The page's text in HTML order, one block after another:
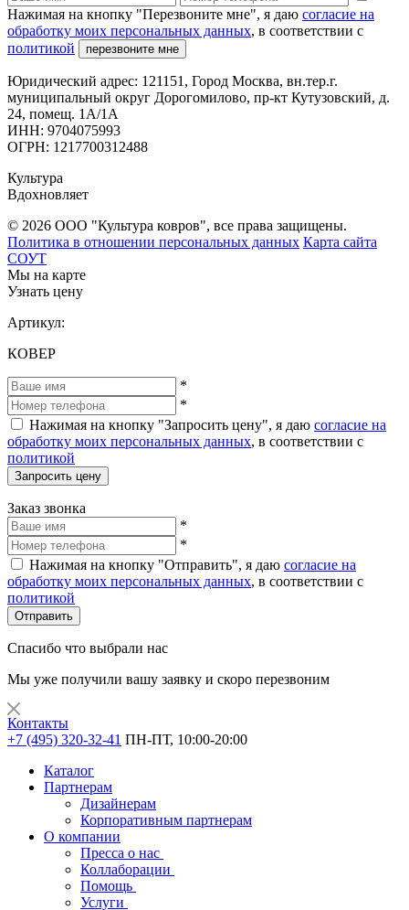
Нажимая на кнопку "Перезвоните мне", я даю согласие на
обработку моих персональных данных, в соответствии с
политикой
перезвоните мне
Юридический адрес: 121151, Город Москва, вн.тер.г.
муниципальный округ Дорогомилово, пр-кт Кутузовский, д.
24, помещ. 1А/1А
ИНН: 9704075993
ОГРН: 1217700312488
Культура
Вдохновляет
© 2026 ООО "Культура ковров", все права защищены.
Политика в отношении персональных данных Карта сайта
СОУТ
Мы на карте
Узнать цену
Артикул:
КОВЕР
*
*
Нажимая на кнопку "Запросить цену", я даю согласие на
обработку моих персональных данных, в соответствии с
политикой
Запросить цену
Заказ звонка
*
*
Нажимая на кнопку "Отправить", я даю согласие на
обработку моих персональных данных, в соответствии с
политикой
Отправить
Спасибо что выбрали нас
Мы уже получили вашу заявку и скоро перезвоним
Контакты
+7 (495) 320-32-41 ПН-ПТ, 10:00-20:00
Каталог
Партнерам
Дизайнерам
Корпоративным партнерам
О компании
Пресса о нас
Коллаборации
Помощь
Услуги